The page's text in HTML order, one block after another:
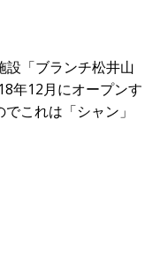
設「ブランチ松井山
年12月にオープンす
これは「シャン」